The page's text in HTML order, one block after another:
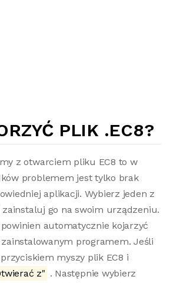
PLIK .EC8?
z otwarciem pliku EC8 to w
problemem jest tylko brak
aplikacji. Wybierz jeden z
go na swoim urządzeniu.
automatycznie kojarzyć
programem. Jeśli
myszy plik EC8 i
z" . Następnie wybierz